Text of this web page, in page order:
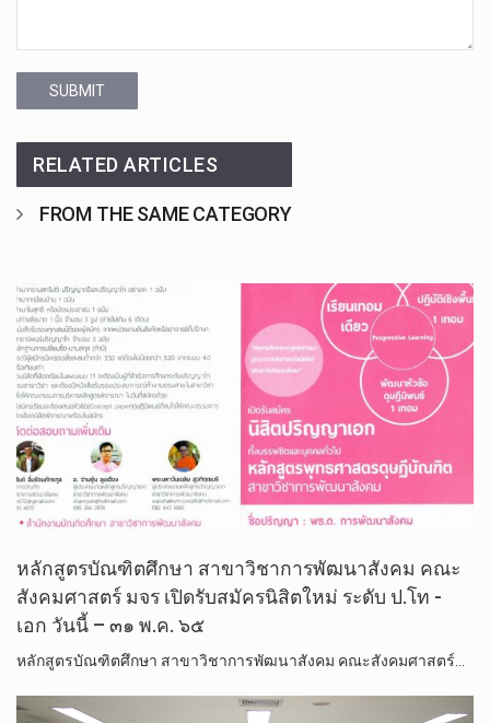
SUBMIT
RELATED ARTICLES
FROM THE SAME CATEGORY
หลักสูตรบัณฑิตศึกษา สาขาวิชาการพัฒนาสังคม​ คณะ
สังคม​ศาสตร์​ มจร เปิดรับสมัครนิสิตใหม่​ ระดับ​ ป.โท​ -​
เอก​ วันนี้ – ๓๑ พ.ค. ๖๕
หลักสูตรบัณฑิตศึกษา สาขาวิชาการพัฒนาสังคม​ คณะสังคม​ศาสตร์​…